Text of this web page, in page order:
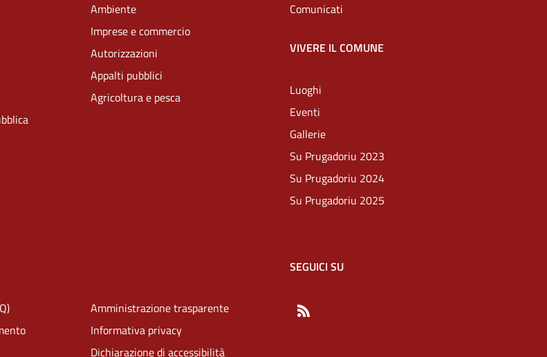
Ambiente
Imprese e commercio
Autorizzazioni
Appalti pubblici
Agricoltura e pesca
Comunicati
VIVERE IL COMUNE
Luoghi
Eventi
Gallerie
Su Prugadoriu 2023
Su Prugadoriu 2024
Su Prugadoriu 2025
Amministrazione trasparente
Informativa privacy
Dichiarazione di accessibilità
SEGUICI SU